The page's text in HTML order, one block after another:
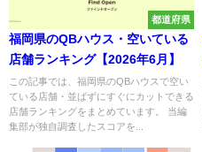
都道府県
福岡県のQBハウス・空いている
店舗ランキング【2026年6月】
この記事では、福岡県のQBハウスで空い
ている店舗・並ばずにすぐにカットできる
店舗ランキングをまとめています。 当編
集部が独自調査したスコアを...